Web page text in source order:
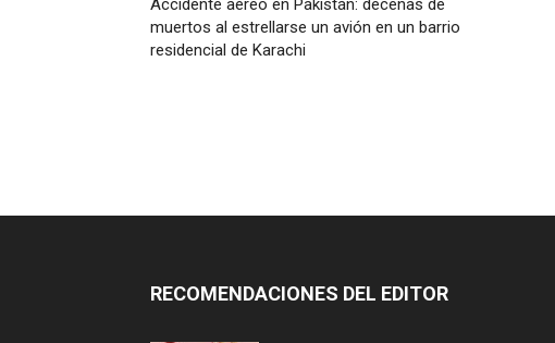
Accidente aéreo en Pakistán: decenas de
muertos al estrellarse un avión en un barrio
residencial de Karachi
RECOMENDACIONES DEL EDITOR